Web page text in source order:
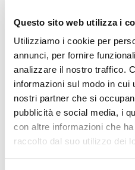
Questo sito web utilizza i
Utilizziamo i cookie per
annunci, per fornire
analizzare il nostro traffico.
informazioni sul modo in cui
nostri partner che si
pubblicità e social media, i
con altre informazioni che
raccolto dal suo utilizzo dei
Ascoli, tegola Mendes:
femorale
Tutti gli